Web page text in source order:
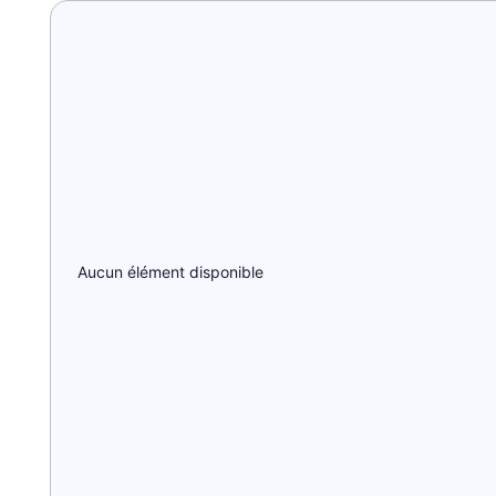
Aucun élément disponible